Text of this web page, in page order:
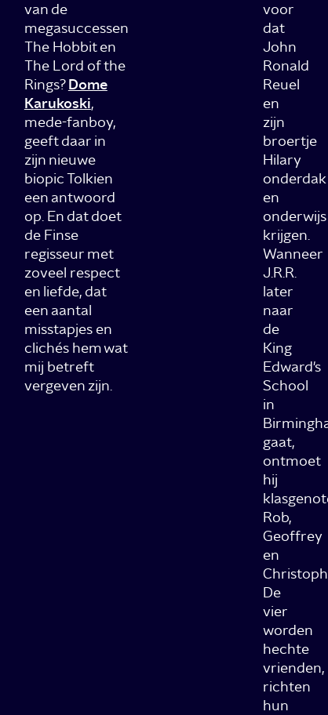
van de
megasuccessen
The Hobbit en
The Lord of the
Rings?Dome
Karukoski,
mede-fanboy,
geeft daar in
zijn nieuwe
biopic Tolkien
een antwoord
op. En dat doet
de Finse
regisseur met
zoveel respect
en liefde, dat
een aantal
misstapjes en
clichés hem wat
mij betreft
vergeven zijn.
voor
dat
John
Ronald
Reuel
en
zijn
broertje
Hilary
onderdak
en
onderwijs
krijgen.
Wanneer
J.R.R.
later
naar
de
King
Edward's
School
in
gaat,
ontmoet
hij
Rob,
Geoffrey
en
De
vier
worden
hechte
vrienden,
richten
hun